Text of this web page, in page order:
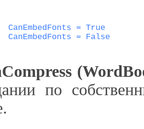
CanEmbedFonts = False
по